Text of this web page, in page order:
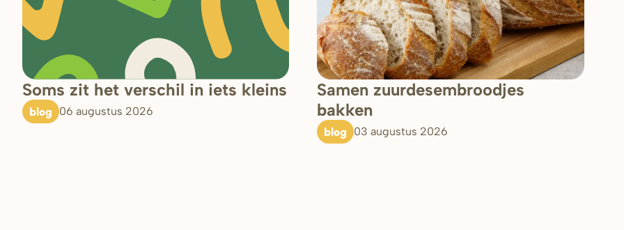
Soms zit het verschil in iets kleins
blog 06 augustus 2026
Samen zuurdesembroodjes
bakken
blog 03 augustus 2026